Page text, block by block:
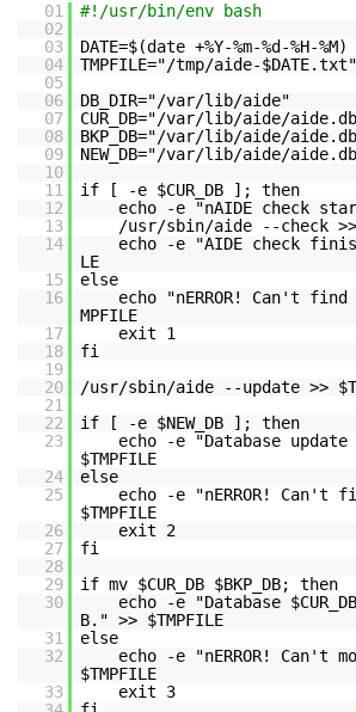
01
#!/usr/bin/env bash
02
03
DATE=$(date +%Y-%m-%d-%H-%M)
04
TMPFILE="/tmp/aide-$DATE.txt"
05
06
DB_DIR="/var/lib/aide"
07
CUR_DB="/var/lib/aide/
08
BKP_DB="/var/lib/aide/
09
NEW_DB="/var/lib/aide/
10
11
if [ -e $CUR_DB ]; then
12
echo -e "nAIDE check
13
/usr/sbin/aide --check >>
14
echo -e "AIDE check
LE
15
else
16
echo "nERROR! Can't find
MPFILE
17
exit 1
18
fi
19
20
/usr/sbin/aide --update >>
21
22
if [ -e $NEW_DB ]; then
23
echo -e "Database
$TMPFILE
24
else
25
echo -e "nERROR! Can't
$TMPFILE
26
exit 2
27
fi
28
29
if mv $CUR_DB $BKP_DB; then
30
echo -e "Database
B." >> $TMPFILE
31
else
32
echo -e "nERROR! Can't
$TMPFILE
33
exit 3